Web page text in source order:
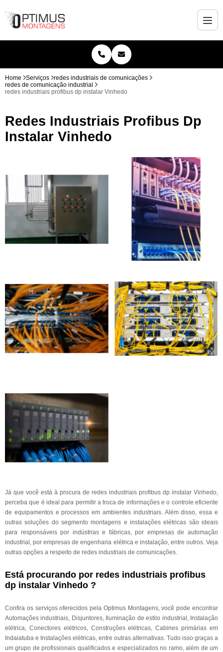
Home Serviços
redes industriais de comunicações
redes de comunicação industrial
redes industriais profibus dp instalar Vinhedo
Redes Industriais Profibus Dp
Instalar Vinhedo
Já que você está à procura de redes industriais profibus dp instalar Vinhedo,
perceba que é ideal para permitir a troca de informações e o controle eficiente
de equipamentos e processos em ambientes industriais. Além disso, essa e
outras soluções do segmento montagens e instalações elétricas são ideais
para responsáveis por indústrias e fábricas, por empresas de automação
industrial, por empresas de engenharia elétrica e instalação, entre outros. Veja
outras opções a respeito de redes industriais de comunicações.
Está procurando por redes industriais profibus
dp instalar Vinhedo ?
Confira os serviços oferecidos pela Optimus Montagens, você pode encontrar
Automações industriais, Disjuntores, Iluminação de estilo industrial, Instalação
elétrica, Conectores elétricos, Construções elétricas, Cabines primárias em
Indaiatuba e Instalações elétricas, entre outras alternativas. Tudo isso graças a
um grupo de profissionais qualificados e especializados no ramo, além de um